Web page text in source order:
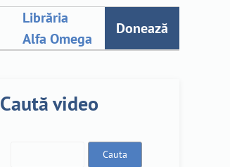
Librăria
Alfa Omega
Donează
Caută video